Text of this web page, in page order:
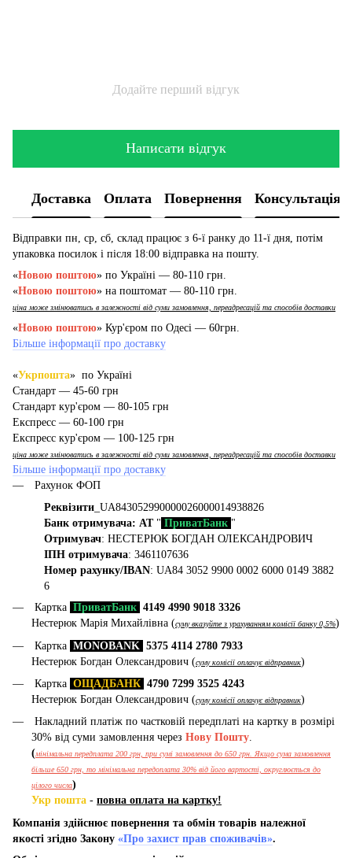
Додайте перший відгук
Написати відгук
Доставка Оплата Повернення Консультація
Відправки пн, ср, сб, склад працює з 6-ї ранку до 11-ї дня, потім
упаковка посилок і після 18:00 відправка на пошту.
«Новою поштою» по Україні — 80-110 грн.
«Новою поштою» на поштомат — 80-110 грн.
ціна може змінюватись в залежності від суми замовлення, переадресацій та способів доставки
«Новою поштою» Кур'єром по Одесі — 60грн.
Більше інформації про доставку
«Укрпошта» по Україні
Стандарт — 45-60 грн
Стандарт кур'єром — 80-105 грн
Експресс — 60-100 грн
Експресс кур'єром — 100-125 грн
ціна може змінюватись в залежності від суми замовлення, переадресацій та способів доставки
Більше інформації про доставку
Рахунок ФОП
Реквізити _UA843052990000026000014938826
Банк отримувача: АТ" ПриватБанк "
Отримувач: НЕСТЕРЮК БОГДАН ОЛЕКСАНДРОВИЧ
ІПН отримувача: 3461107636
Номер рахунку/IBAN: UA84 3052 9900 0002 6000 0149 3882
6
Картка ПриватБанк 4149 4990 9018 3326
Нестерюк Марія Михайлівна (суму вказуйте з урахуванням комісії банку 0,5%)
Картка MONOBANK 5375 4114 2780 7933
Нестерюк Богдан Олександрович (суму комісії оплачує відправник)
Картка ОЩАДБАНК 4790 7299 3525 4243
Нестерюк Богдан Олександрович (суму комісії оплачує відправник)
Накладний платіж по частковій передплаті на картку в розмірі
30% від суми замовлення через Нову Пошту.
(мінімальна передплата 200 грн, при сумі замовлення до 650 грн. Якщо сума замовлення
більше 650 грн, то мінімальна передоплата 30% від його вартості, округлюється до
цілого числа)
Укр пошта - повна оплата на картку!
Компанія здійснює повернення та обмін товарів належної
якості згідно Закону «Про захист прав споживачів».